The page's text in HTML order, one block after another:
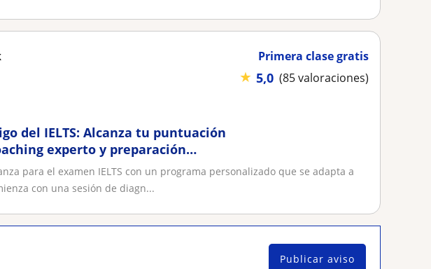
Primera clase gratis
★ 5,0 (85 valoraciones)
del IELTS: Alcanza tu puntuación
experto y preparación
para el examen IELTS con un programa personalizado que se adapta a
con una sesión de diagn...
Publicar aviso